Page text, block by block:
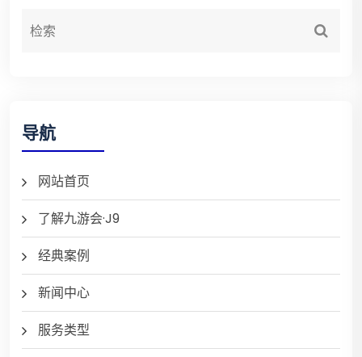
导航
网站首页
了解九游会·J9
经典案例
新闻中心
服务类型